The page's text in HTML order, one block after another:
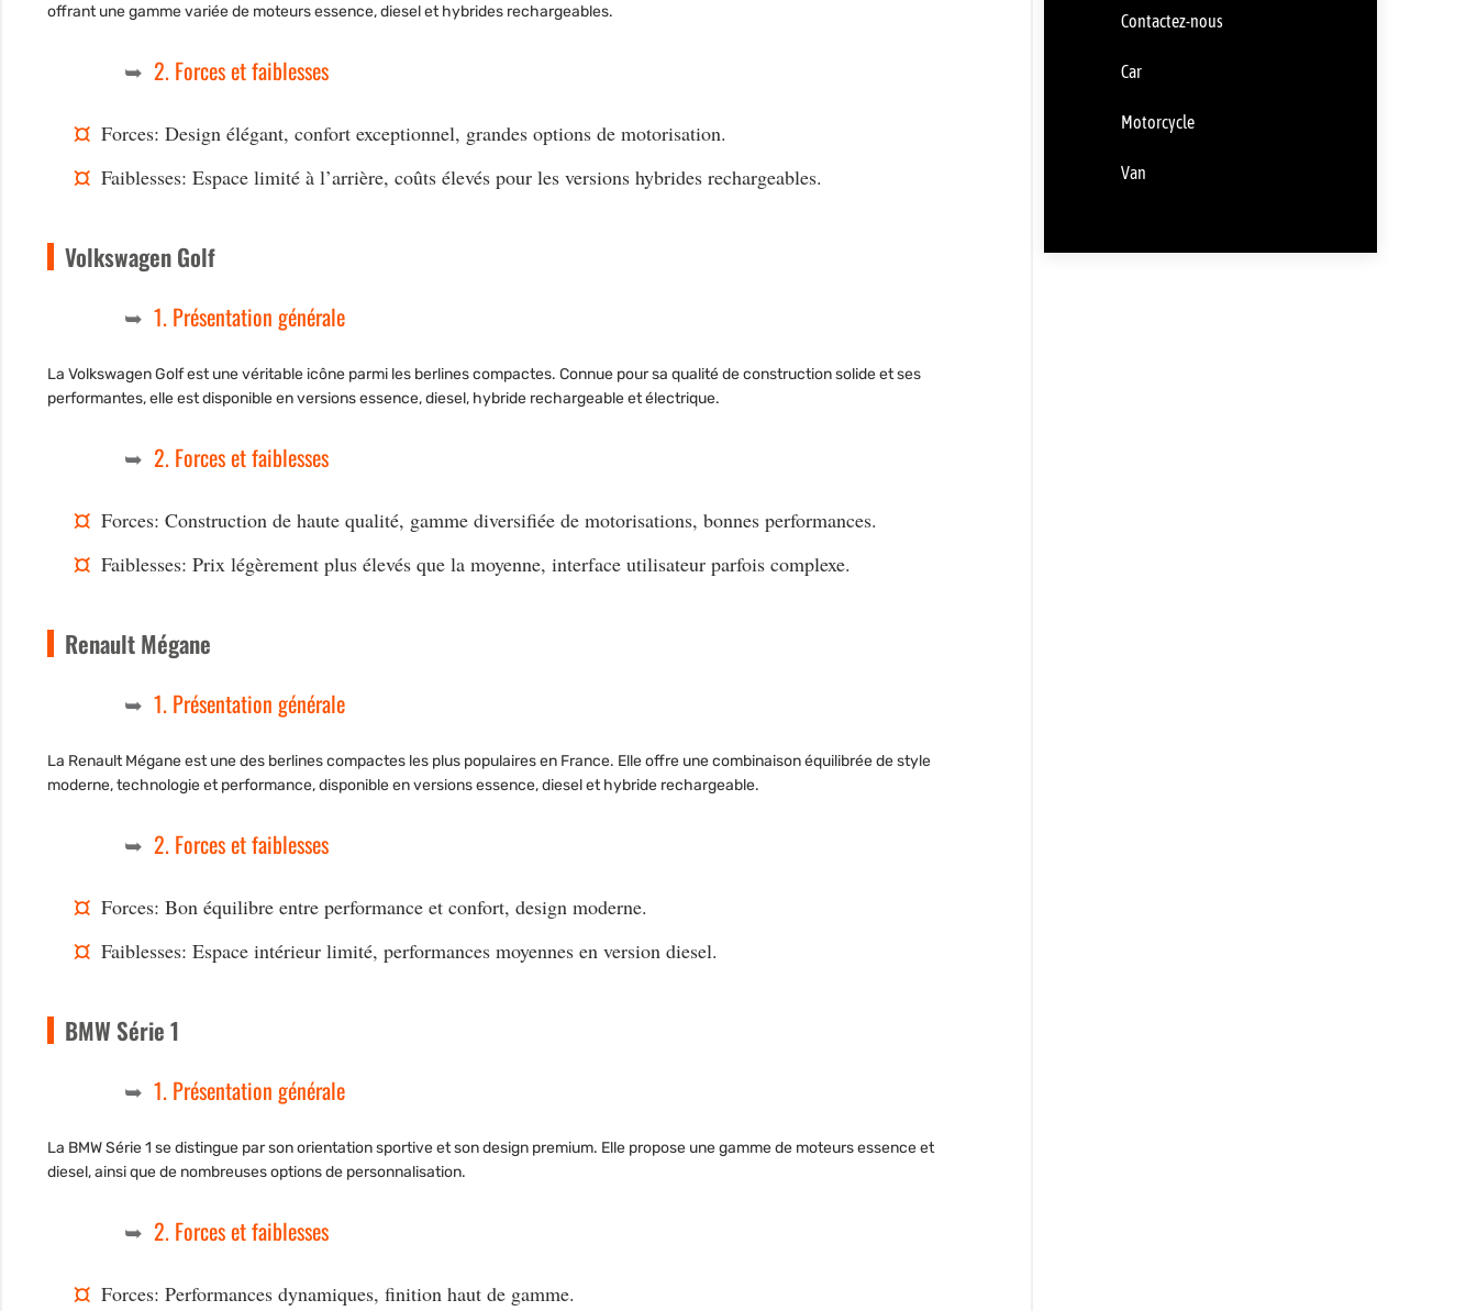
offrant une gamme variée de moteurs essence, diesel et hybrides rechargeables.
2. Forces et faiblesses
Forces: Design élégant, confort exceptionnel, grandes options de motorisation.
Faiblesses: Espace limité à l’arrière, coûts élevés pour les versions hybrides rechargeables.
Volkswagen Golf
1. Présentation générale
La Volkswagen Golf est une véritable icône parmi les berlines compactes. Connue pour sa qualité de construction solide et ses
performantes, elle est disponible en versions essence, diesel, hybride rechargeable et électrique.
2. Forces et faiblesses
Forces: Construction de haute qualité, gamme diversifiée de motorisations, bonnes performances.
Faiblesses: Prix légèrement plus élevés que la moyenne, interface utilisateur parfois complexe.
Renault Mégane
1. Présentation générale
La Renault Mégane est une des berlines compactes les plus populaires en France. Elle offre une combinaison équilibrée de style
moderne, technologie et performance, disponible en versions essence, diesel et hybride rechargeable.
2. Forces et faiblesses
Forces: Bon équilibre entre performance et confort, design moderne.
Faiblesses: Espace intérieur limité, performances moyennes en version diesel.
BMW Série 1
1. Présentation générale
La BMW Série 1 se distingue par son orientation sportive et son design premium. Elle propose une gamme de moteurs essence et
diesel, ainsi que de nombreuses options de personnalisation.
2. Forces et faiblesses
Forces: Performances dynamiques, finition haut de gamme.
Contactez-nous
Car
Motorcycle
Van